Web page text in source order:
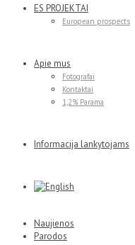
ES PROJEKTAI
European prospects
Apie mus
Fotografai
Kontaktai
1,2% Parama
Informacija lankytojams
Naujienos
Parodos